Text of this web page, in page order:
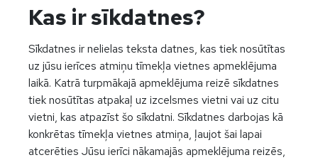
Kas ir sīkdatnes?
Sīkdatnes ir nelielas teksta datnes, kas tiek nosūtītas
uz jūsu ierīces atmiņu tīmekļa vietnes apmeklējuma
laikā. Katrā turpmākajā apmeklējuma reizē sīkdatnes
tiek nosūtītas atpakaļ uz izcelsmes vietni vai uz citu
vietni, kas atpazīst šo sīkdatni. Sīkdatnes darbojas kā
konkrētas tīmekļa vietnes atmiņa, ļaujot šai lapai
atcerēties Jūsu ierīci nākamajās apmeklējuma reizēs,